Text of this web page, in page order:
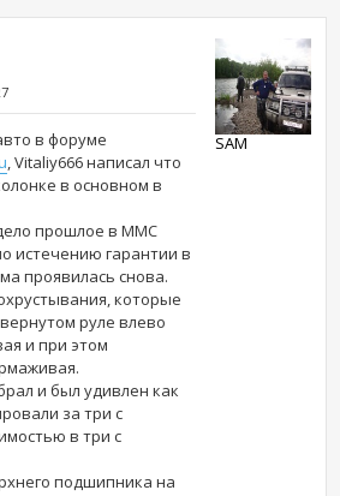
в форуме
, Vitaliy666 написал что
в основном в
прошлое в ММС
истечению гарантии в
проявилась снова.
которые
руле влево
и при этом
и был удивлен как
за три с
в три с
подшипника на
SAM